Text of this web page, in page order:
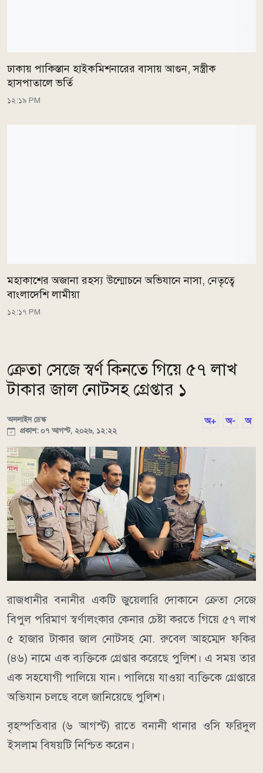
ঢাকায় পাকিস্তান হাইকমিশনারের বাসায় আগুন, সস্ত্রীক
হাসপাতালে ভর্তি
১২:১৯ PM
মহাকাশের অজানা রহস্য উন্মোচনে অভিযানে নাসা, নেতৃত্বে
বাংলাদেশি লামীয়া
১২:১৭ PM
ক্রেতা সেজে স্বর্ণ কিনতে গিয়ে ৫৭ লাখ
টাকার জাল নোটসহ গ্রেপ্তার ১
অনলাইন ডেস্ক
প্রকাশ: ০৭ আগস্ট, ২০২৬, ১২:২২
অ+ অ- অ
রাজধানীর বনানীর একটি জুয়েলারি দোকানে ক্রেতা সেজে
বিপুল পরিমাণ স্বর্ণালংকার কেনার চেষ্টা করতে গিয়ে ৫৭ লাখ
৫ হাজার টাকার জাল নোটসহ মো. রুবেল আহম্মেদ ফকির
(৪৬) নামে এক ব্যক্তিকে গ্রেপ্তার করেছে পুলিশ। এ সময় তার
এক সহযোগী পালিয়ে যান। পালিয়ে যাওয়া ব্যক্তিকে গ্রেপ্তারে
অভিযান চলছে বলে জানিয়েছে পুলিশ।
বৃহস্পতিবার (৬ আগস্ট) রাতে বনানী থানার ওসি ফরিদুল
ইসলাম বিষয়টি নিশ্চিত করেন।